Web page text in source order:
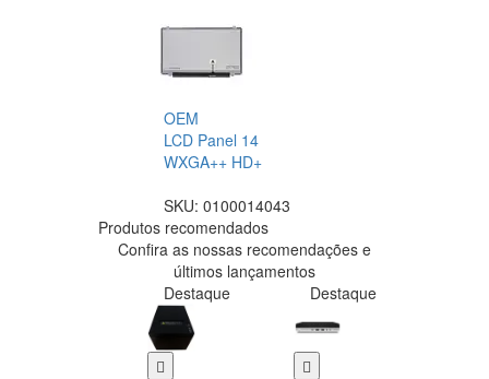
OEM
LCD Panel 14
WXGA++ HD+
SKU: 0100014043
Produtos recomendados
Confira as nossas recomendações e
últimos lançamentos
Destaque
Destaque